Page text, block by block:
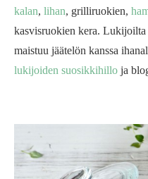
kalan, lihan, grilliruokien,
kasvisruokien kera.
maistuu jäätelön kanssa
lukijoiden suosikkihillo ja